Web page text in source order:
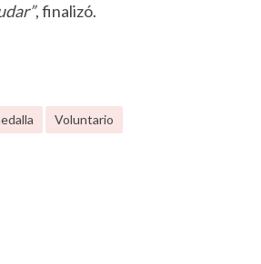
, finalizó.
Voluntario